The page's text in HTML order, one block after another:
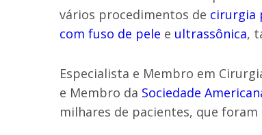
vários procedimentos de cirurgia
com fuso de pele e ultrassônica,
Especialista e Membro em
e Membro da Sociedade
milhares de pacientes, que